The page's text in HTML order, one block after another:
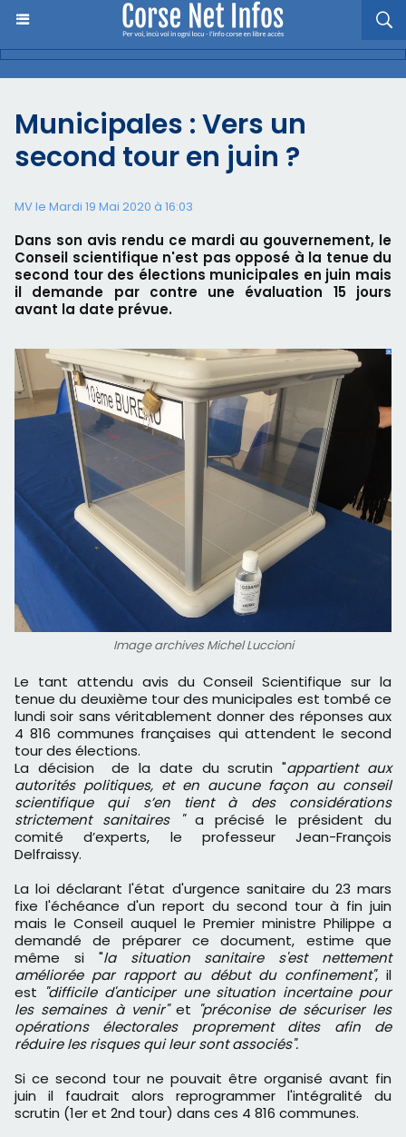
Municipales : Vers un
second tour en juin ?
MV le Mardi 19 Mai 2020 à 16:03
Dans son avis rendu ce mardi au gouvernement, le
Conseil scientifique n'est pas opposé à la tenue du
second tour des élections municipales en juin mais
il demande par contre une évaluation 15 jours
avant la date prévue.
Image archives Michel Luccioni
Le tant attendu avis du Conseil Scientifique sur la
tenue du deuxième tour des municipales est tombé ce
lundi soir sans véritablement donner des réponses aux
4 816 communes françaises qui attendent le second
tour des élections.
La décision de la date du scrutin "appartient aux
autorités politiques, et en aucune façon au conseil
scientifique qui s’en tient à des considérations
strictement sanitaires " a précisé le président du
comité d’experts, le professeur Jean-François
Delfraissy.
La loi déclarant l'état d'urgence sanitaire du 23 mars
fixe l'échéance d'un report du second tour à fin juin
mais le Conseil auquel le Premier ministre Philippe a
demandé de préparer ce document, estime que
même si "la situation sanitaire s'est nettement
améliorée par rapport au début du confinement", il
est "difficile d'anticiper une situation incertaine pour
les semaines à venir" et "préconise de sécuriser les
opérations électorales proprement dites afin de
réduire les risques qui leur sont associés".
Si ce second tour ne pouvait être organisé avant fin
juin il faudrait alors reprogrammer l'intégralité du
scrutin (1er et 2nd tour) dans ces 4 816 communes.